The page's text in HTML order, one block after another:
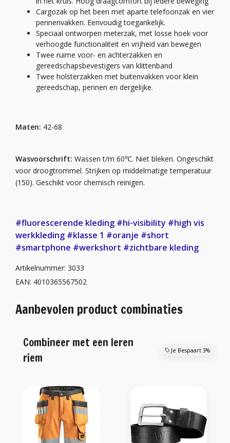
Cargozak op het been met aparte telefoonzak en vier
pennenvakken. Eenvoudig toegankelijk.
Speciaal ontworpen meterzak, met losse hoek voor
verhoogde functionaliteit en vrijheid van bewegen
Twee ruime voor- en achterzakken en
gereedschapsbevestigers van klittenband
Twee holsterzakken met buitenvakken voor klein
gereedschap, pennen en dergelijke.
Maten: 42-68
Wasvoorschrift: Wassen t/m 60℃. Niet bleken. Ongeschikt
voor droogtrommel. Strijken op middelmatige temperatuur
(150). Geschikt voor chemisch reinigen.
#fluorescerende kleding #hi-visibility #high vis
werkkleding #klasse 1 #oranje #short
#smartphone #werkshort #zichtbare kleding
Artikelnummer: 3033
EAN: 4010365567502
Aanbevolen product combinaties
Combineer met een leren
riem
Je Bespaart 3%